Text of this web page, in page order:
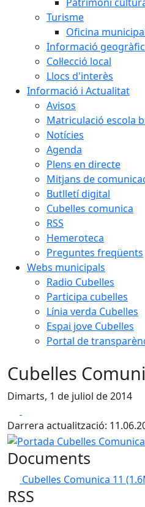
Turisme
Oficina
Informació
Col·lecció local
Llocs d'interès
Informació i Actualitat
Avisos
Matriculació escola
Notícies
Agenda
Plens en directe
Mitjans de
Butlletí digital
Cubelles comunica
RSS
Hemeroteca
Preguntes freqüents
Webs municipals
Radio Cubelles
Participa cubelles
Línia verda Cubelles
Espai jove Cubelles
Portal de
Cubelles
Dimarts, 1 de juliol de 2014
Darrera actualització:
Portada Cubelles Comunica 11
Documents
Cubelles Comunica 11
RSS